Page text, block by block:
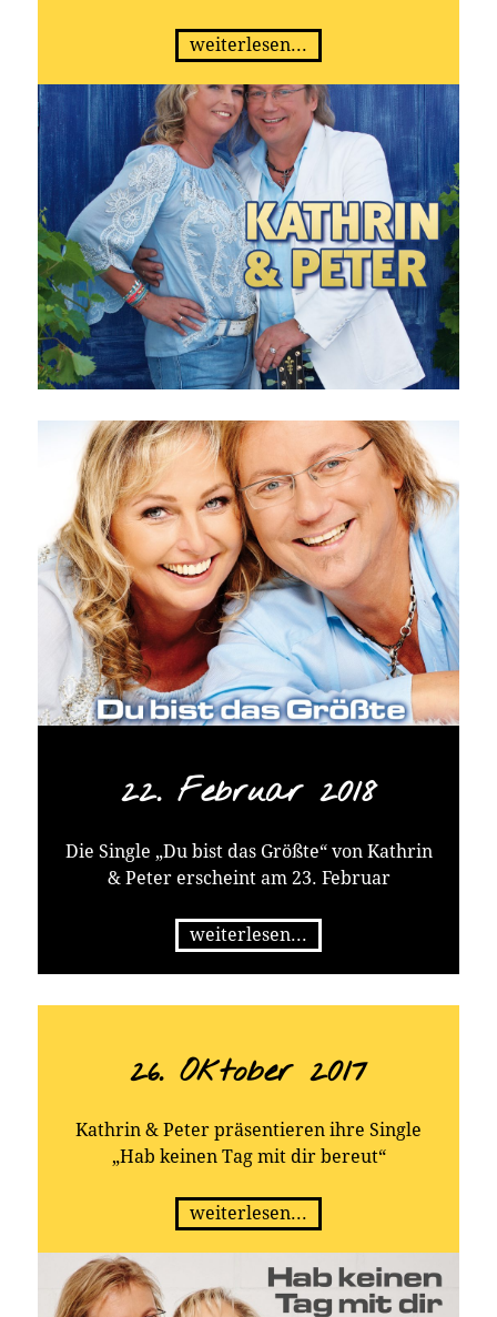
weiterlesen...
22. Februar 2018
Die Single „Du bist das Größte“ von Kathrin
& Peter erscheint am 23. Februar
weiterlesen...
26. Oktober 2017
Kathrin & Peter präsentieren ihre Single
„Hab keinen Tag mit dir bereut“
weiterlesen...